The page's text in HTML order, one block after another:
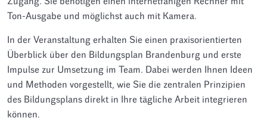
Ton-Ausgabe und möglichst auch mit Kamera.
In der Veranstaltung erhalten Sie einen praxisorientierten
Überblick über den Bildungsplan Brandenburg und erste
Impulse zur Umsetzung im Team. Dabei werden Ihnen Ideen
und Methoden vorgestellt, wie Sie die zentralen Prinzipien
des Bildungsplans direkt in Ihre tägliche Arbeit integrieren
können.